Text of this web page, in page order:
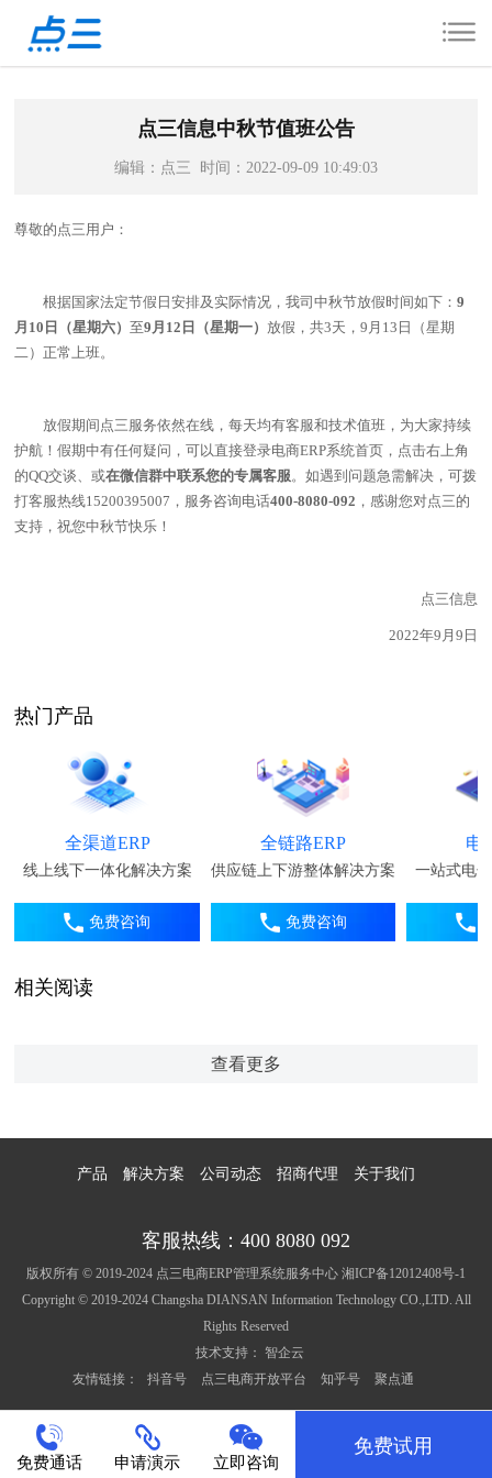
点三信息中秋节值班公告
编辑：点三 时间：2022-09-09 10:49:03
尊敬的点三用户：
根据国家法定节假日安排及实际情况，我司中秋节放假时间如下：9
月10日（星期六）至9月12日（星期一） 放假，共3天，9月13日（星期
二）正常上班。
放假期间点三服务依然在线，每天均有客服和技术值班，为大家持续
护航！假期中有任何疑问，可以直接登录电商ERP系统首页，点击右上角
的QQ交谈、或在微信群中联系您的专属客服。如遇到问题急需解决，可拨
打客服热线15200395007，服务咨询电话400-8080-092 ，感谢您对点三的
支持，祝您中秋节快乐！
点三信息
2022年9月9日
热门产品
全渠道ERP
线上线下一体化解决方案
免费咨询
全链路ERP
供应链上下游整体解决方案
免费咨询
电
一站式电
相关阅读
查看更多
产品 解决方案 公司动态 招商代理 关于我们
客服热线：400 8080 092
版权所有 © 2019-2024 点三电商ERP管理系统服务中心 湘ICP备12012408号-1
Copyright © 2019-2024 Changsha DIANSAN Information Technology CO.,LTD. All
Rights Reserved
技术支持：
智企云
友情链接：
抖音号 点三电商开放平台 知乎号 聚点通
免费通话 申请演示 立即咨询
免费试用